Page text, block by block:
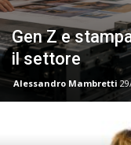
Gen Z e
il settore
Alessandro Mambretti